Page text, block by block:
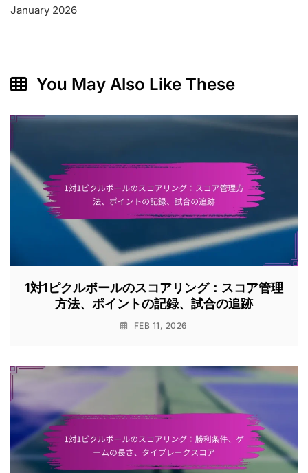
January 2026
You May Also Like These
1対1ピクルボールのスコアリング：スコア管理
方法、ポイントの記録、試合の追跡
FEB 11, 2026